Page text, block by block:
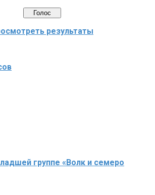
результаты
группе «Волк и семеро